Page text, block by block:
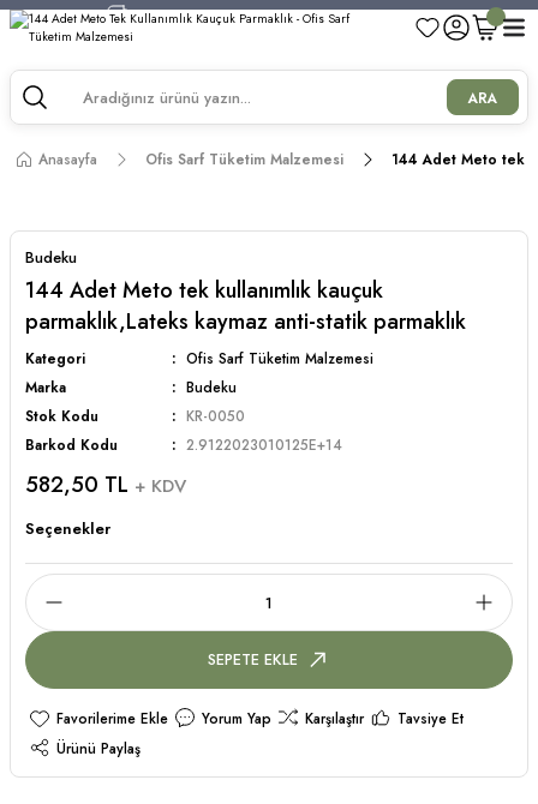
750 TL ve Üzeri Alışverişlerde Kargo Bedava!
750 TL ve Üzeri Alışverişlerde Kargo Bedava!
750 TL ve Üzeri Alışverişlerde Kargo Bedava!
ARA
Anasayfa Ofis Sarf Tüketim Malzemesi 144 Adet Meto tek
Budeku
144 Adet Meto tek kullanımlık kauçuk
parmaklık,Lateks kaymaz anti-statik parmaklık
Kategori
Ofis Sarf Tüketim Malzemesi
Marka
Budeku
Stok Kodu
KR-0050
Barkod Kodu
2.9122023010125E+14
582,50 TL + KDV
Seçenekler
SEPETE EKLE
Yorum Yap Karşılaştır
Tavsiye Et
Ürünü Paylaş